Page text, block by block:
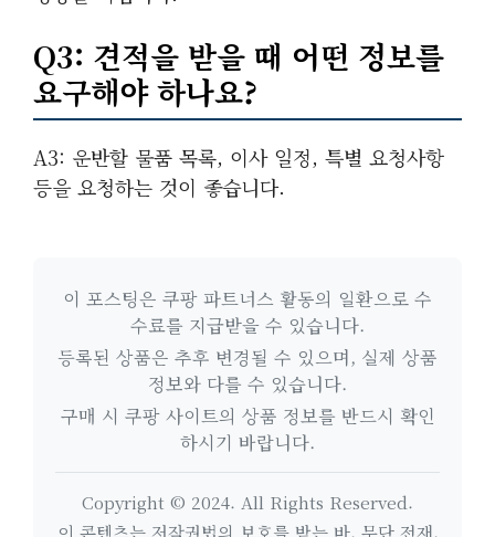
Q3: 견적을 받을 때 어떤 정보를
요구해야 하나요?
A3: 운반할 물품 목록, 이사 일정, 특별 요청사항
등을 요청하는 것이 좋습니다.
이 포스팅은 쿠팡 파트너스 활동의 일환으로 수
수료를 지급받을 수 있습니다.
등록된 상품은 추후 변경될 수 있으며, 실제 상품
정보와 다를 수 있습니다.
구매 시 쿠팡 사이트의 상품 정보를 반드시 확인
하시기 바랍니다.
Copyright © 2024. All Rights Reserved.
이 콘텐츠는 저작권법의 보호를 받는 바, 무단 전재,